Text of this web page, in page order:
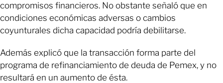
compromisos financieros. No obstante señaló que en
condiciones económicas adversas o cambios
coyunturales dicha capacidad podría debilitarse.
Además explicó que la transacción forma parte del
programa de refinanciamiento de deuda de Pemex, y no
resultará en un aumento de ésta.